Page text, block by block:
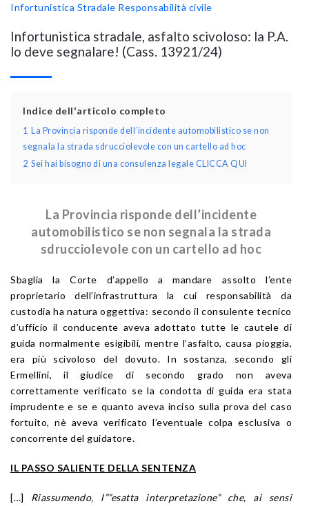
Infortunistica Stradale Responsabilità civile
Infortunistica stradale, asfalto scivoloso: la P.A.
lo deve segnalare! (Cass. 13921/24)
Indice dell'articolo completo
1
La Provincia risponde dell’incidente automobilistico se non
segnala la strada sdrucciolevole con un cartello ad hoc
2 Sei hai bisogno di una consulenza legale CLICCA QUI
La Provincia risponde dell’incidente
automobilistico se non segnala la strada
sdrucciolevole con un cartello ad hoc
Sbaglia la Corte d’appello a mandare assolto l’ente
proprietario dell’infrastruttura la cui responsabilità da
custodia ha natura oggettiva: secondo il consulente tecnico
d’ufficio il conducente aveva adottato tutte le cautele di
guida normalmente esigibili, mentre l’asfalto, causa pioggia,
era più scivoloso del dovuto. In sostanza, secondo gli
Ermellini, il giudice di secondo grado non aveva
correttamente verificato se la condotta di guida era stata
imprudente e se e quanto aveva inciso sulla prova del caso
fortuito, nè aveva verificato l’eventuale colpa esclusiva o
concorrente del guidatore.
IL PASSO SALIENTE DELLA SENTENZA
[…] Riassumendo, l””esatta interpretazione” che, ai sensi